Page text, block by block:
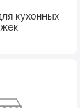
кухонных